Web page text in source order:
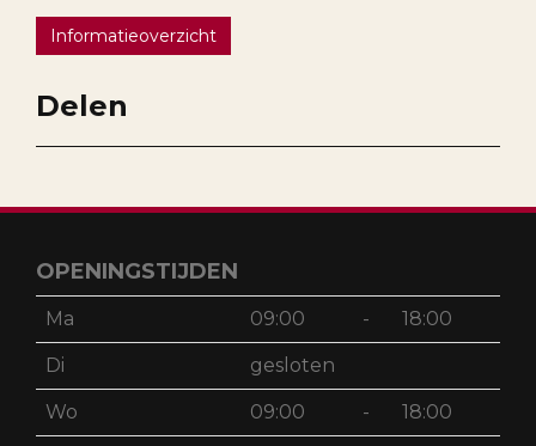
Informatieoverzicht
Delen
OPENINGSTIJDEN
Ma 09:00 - 18:00
Di gesloten
Wo 09:00 - 18:00